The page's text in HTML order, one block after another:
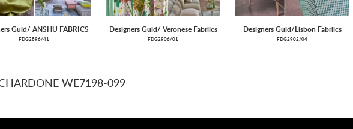
Guid/ ANSHU FABRICS
FDG2896/41
Designers Guid/ Veronese Fabriics
FDG2906/01
Designers Guid/Lisbon Fabriics
FDG2902/04
WE7198-099